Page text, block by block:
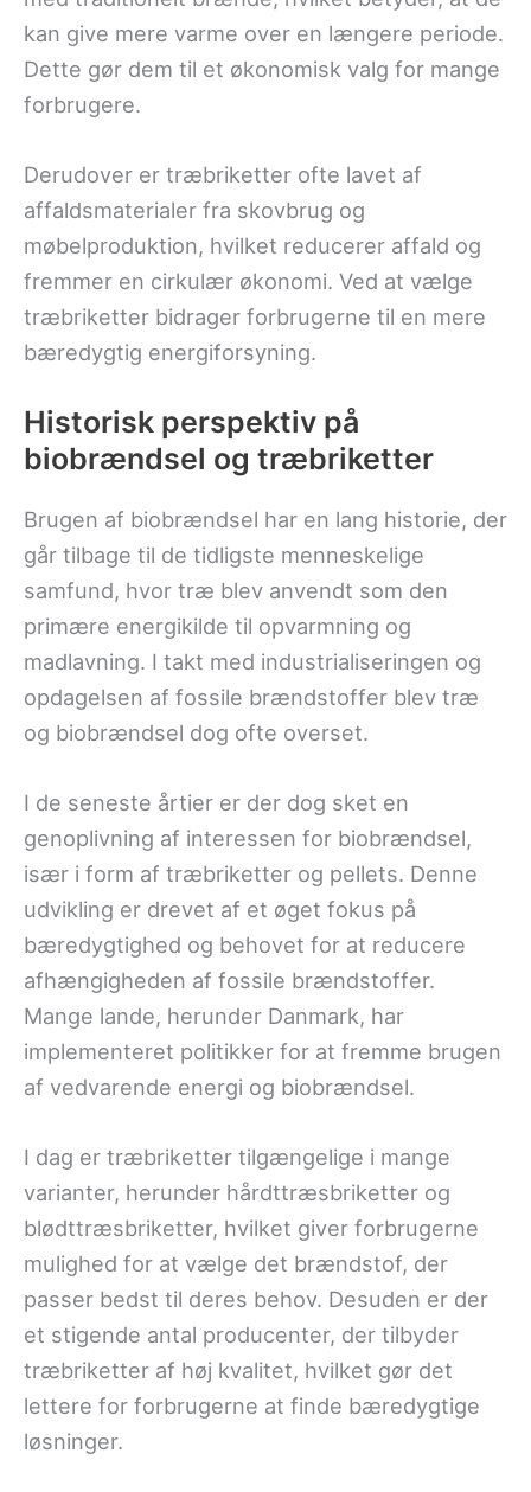
kan give mere varme over en længere periode.
Dette gør dem til et økonomisk valg for mange
forbrugere.
Derudover er træbriketter ofte lavet af
affaldsmaterialer fra skovbrug og
møbelproduktion, hvilket reducerer affald og
fremmer en cirkulær økonomi. Ved at vælge
træbriketter bidrager forbrugerne til en mere
bæredygtig energiforsyning.
Historisk perspektiv på
biobrændsel og træbriketter
Brugen af biobrændsel har en lang historie, der
går tilbage til de tidligste menneskelige
samfund, hvor træ blev anvendt som den
primære energikilde til opvarmning og
madlavning. I takt med industrialiseringen og
opdagelsen af fossile brændstoffer blev træ
og biobrændsel dog ofte overset.
I de seneste årtier er der dog sket en
genoplivning af interessen for biobrændsel,
især i form af træbriketter og pellets. Denne
udvikling er drevet af et øget fokus på
bæredygtighed og behovet for at reducere
afhængigheden af fossile brændstoffer.
Mange lande, herunder Danmark, har
implementeret politikker for at fremme brugen
af vedvarende energi og biobrændsel.
I dag er træbriketter tilgængelige i mange
varianter, herunder hårdttræsbriketter og
blødttræsbriketter, hvilket giver forbrugerne
mulighed for at vælge det brændstof, der
passer bedst til deres behov. Desuden er der
et stigende antal producenter, der tilbyder
træbriketter af høj kvalitet, hvilket gør det
lettere for forbrugerne at finde bæredygtige
løsninger.